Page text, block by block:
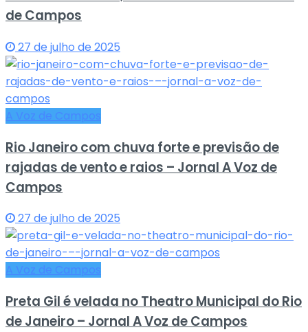
de Campos
27 de julho de 2025
A Voz de Campos
Rio Janeiro com chuva forte e previsão de
rajadas de vento e raios – Jornal A Voz de
Campos
27 de julho de 2025
A Voz de Campos
Preta Gil é velada no Theatro Municipal do Rio
de Janeiro – Jornal A Voz de Campos